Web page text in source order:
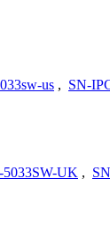
us , SN-
5033SW-UK ,